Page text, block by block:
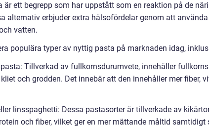
är ett begrepp som har uppstått som en reaktion på de
alternativ erbjuder extra hälsofördelar genom att
vatten.
populära typer av nyttig pasta på marknaden idag,
Tillverkad av fullkornsdurumvete, innehåller
och grodden. Det innebär att den innehåller mer fiber,
linsspaghetti: Dessa pastasorter är tillverkade av
och fiber, vilket ger en mer mättande måltid samtidigt